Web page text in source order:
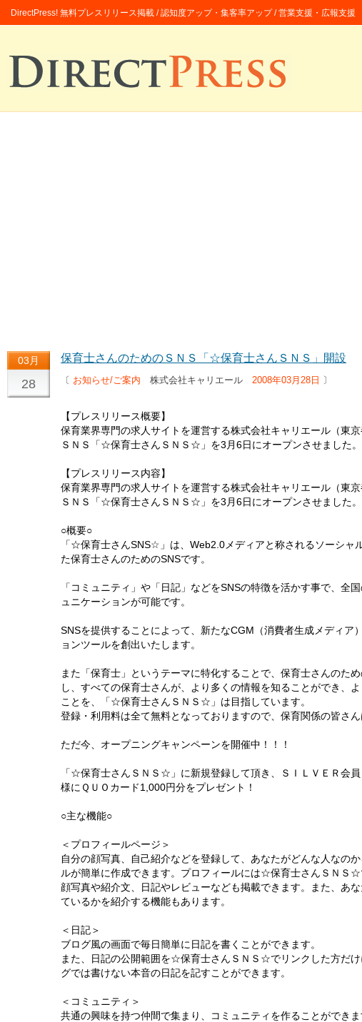
DirectPress! 無料プレスリリース掲載 / 認知度アップ・集客率アップ / 営業支援・広報支援
03月
28
保育士さんのためのＳＮＳ「☆保育士さんＳＮＳ」開設
〔 お知らせ/ご案内 株式会社キャリエール 2008年03月28日 〕
【プレスリリース概要】
保育業界専門の求人サイトを運営する株式会社キャリエール（東
ＳＮＳ「☆保育士さんＳＮＳ☆」を3月6日にオープンさせました。
【プレスリリース内容】
保育業界専門の求人サイトを運営する株式会社キャリエール（東
ＳＮＳ「☆保育士さんＳＮＳ☆」を3月6日にオープンさせました。
○概要○
「☆保育士さんSNS☆」は、Web2.0メディアと称されるソーシャ
た保育士さんのためのSNSです。
「コミュニティ」や「日記」などをSNSの特徴を活かす事で、全
ュニケーションが可能です。
SNSを提供することによって、新たなCGM（消費者生成メディア
ョンツールを創出いたします。
また「保育士」というテーマに特化することで、保育士さんのた
し、すべての保育士さんが、より多くの情報を知ることができ、
ことを、「☆保育士さんＳＮＳ☆」は目指しています。
登録・利用料は全て無料となっておりますので、保育関係の皆さん
ただ今、オープニングキャンペーンを開催中！！！
「☆保育士さんＳＮＳ☆」に新規登録して頂き、ＳＩＬＶＥＲ会
様にＱＵＯカード1,000円分をプレゼント！
○主な機能○
＜プロフィールページ＞
自分の顔写真、自己紹介などを登録して、あなたがどんな人なの
ルが簡単に作成できます。プロフィールには☆保育士さんＳＮＳ
顔写真や紹介文、日記やレビューなども掲載できます。また、あ
ているかを紹介する機能もあります。
＜日記＞
ブログ風の画面で毎日簡単に日記を書くことができます。
また、日記の公開範囲を☆保育士さんＳＮＳ☆でリンクした方だ
グでは書けない本音の日記を記すことができます。
＜コミュニティ＞
共通の興味を持つ仲間で集まり、コミュニティを作ることができま